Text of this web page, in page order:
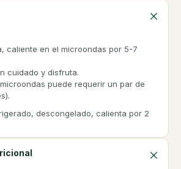
caliente en el microondas por 5-7
cuidado y disfruta.
puede requerir un par de
descongelado, calienta por 2